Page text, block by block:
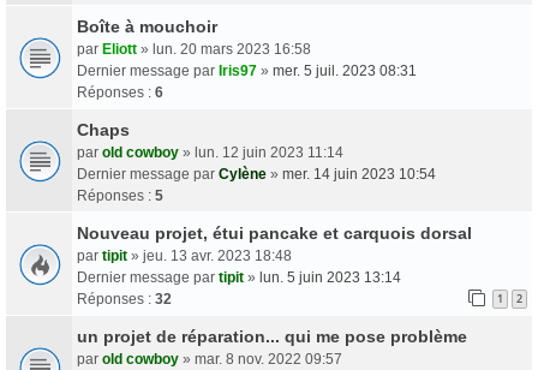
Boîte à mouchoir
par Eliott » lun. 20 mars 2023 16:58
Dernier message par Iris97 » mer. 5 juil. 2023 08:31
Réponses : 6
Chaps
par old cowboy » lun. 12 juin 2023 11:14
Dernier message par Cylène » mer. 14 juin 2023 10:54
Réponses : 5
Nouveau projet, étui pancake et carquois dorsal
par tipit » jeu. 13 avr. 2023 18:48
Dernier message par tipit » lun. 5 juin 2023 13:14
Réponses : 32 1 2
un projet de réparation... qui me pose problème
par old cowboy » mar. 8 nov. 2022 09:57